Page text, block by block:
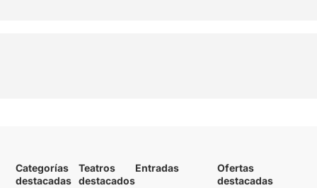
Categorías
destacadas
Teatros
destacados
Entradas
Ofertas
destacadas